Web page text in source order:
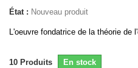
État : Nouveau produit
L'oeuvre fondatrice de la théorie de
10 Produits En stock